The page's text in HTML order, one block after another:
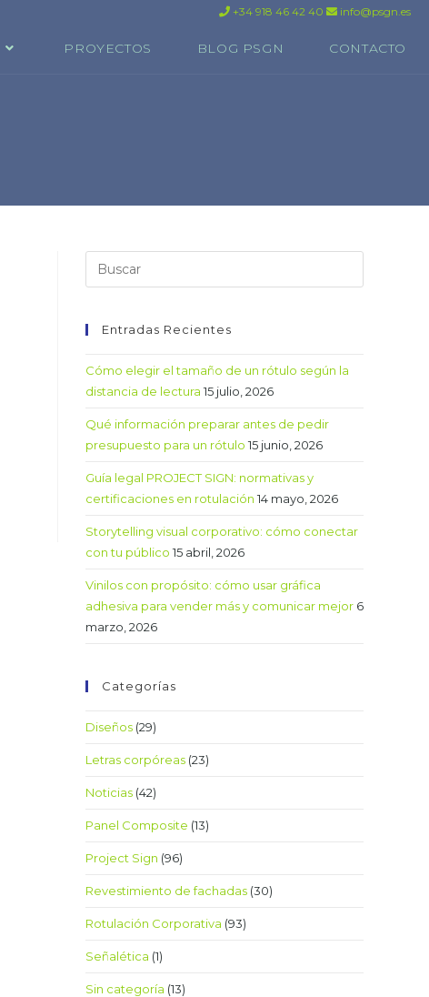
+34 918 46 42 40 info@psgn.es
PROYECTOS BLOG PSGN CONTACTO
Entradas Recientes
Cómo elegir el tamaño de un rótulo según la
distancia de lectura 15 julio, 2026
Qué información preparar antes de pedir
presupuesto para un rótulo 15 junio, 2026
Guía legal PROJECT SIGN: normativas y
certificaciones en rotulación 14 mayo, 2026
Storytelling visual corporativo: cómo conectar
con tu público 15 abril, 2026
Vinilos con propósito: cómo usar gráfica
adhesiva para vender más y comunicar mejor 6
marzo, 2026
Categorías
Diseños (29)
Letras corpóreas (23)
Noticias (42)
Panel Composite (13)
Project Sign (96)
Revestimiento de fachadas (30)
Rotulación Corporativa (93)
Señalética (1)
Sin categoría (13)